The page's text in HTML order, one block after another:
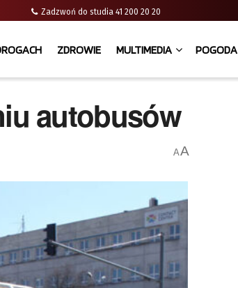
MHz Zadzwoń do studia 41 200 20 20
ZDROWIE MULTIMEDIA POGODA
autobusów
AA